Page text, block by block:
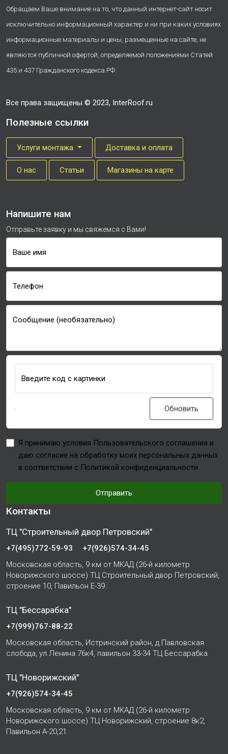
Обращаем Ваше внимание на то, что данный интернет-сайт носит
исключительно информационный характер и ни при каких условиях
информационные материалы и цены, размещенные на сайте, не
являются публичной офертой, определяемой положениями Статей
435 и 437 Гражданского кодекса РФ.
Все права защищены © 2023, InterRoof.ru
Полезные ссылки
Услуги монтажа Доставка и оплата
О нас Cтатьи Магазины на карте
Напишите нам
Отправьте заявку и мы свяжемся с Вами!
Ваше имя
Телефон
Сообщение (необязательно)
Введите код с картинки
Обновить
Я принимаю условия Пользовательского соглашения и
даю согласие на обработку моих персональных данных
в соответствии с Политикой конфиденциальности
Отправить
Контакты
ТЦ "Строительный двор Петровский"
+7(495)772-59-93
+7(926)574-34-45
Московская область, 9 км от МКАД (26-й километр
Новорижского шоссе) ТЦ Строительный двор Петровский,
строение 10, Павильон Е-39.
ТЦ "Бессарабка"
+7(999)767-88-22
Московская область, Истринский район, д.Павловская
слобода, ул.Ленина 76к4, павильон 33-34 ТЦ Бессарабка
ТЦ "Новорижский"
+7(926)574-34-45
Московская область, 9 км от МКАД (26-й километр
Новорижского шоссе) ТЦ Новорижский, строение 8к2,
Павильон А-20,21